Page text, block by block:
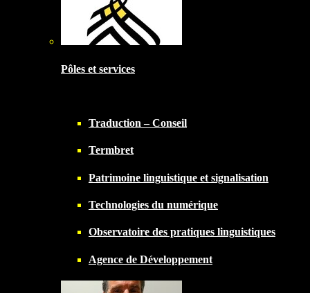
Pôles et services
Traduction – Conseil
Termbret
Patrimoine linguistique et signalisation
Technologies du numérique
Observatoire des pratiques linguistiques
Agence de Développement